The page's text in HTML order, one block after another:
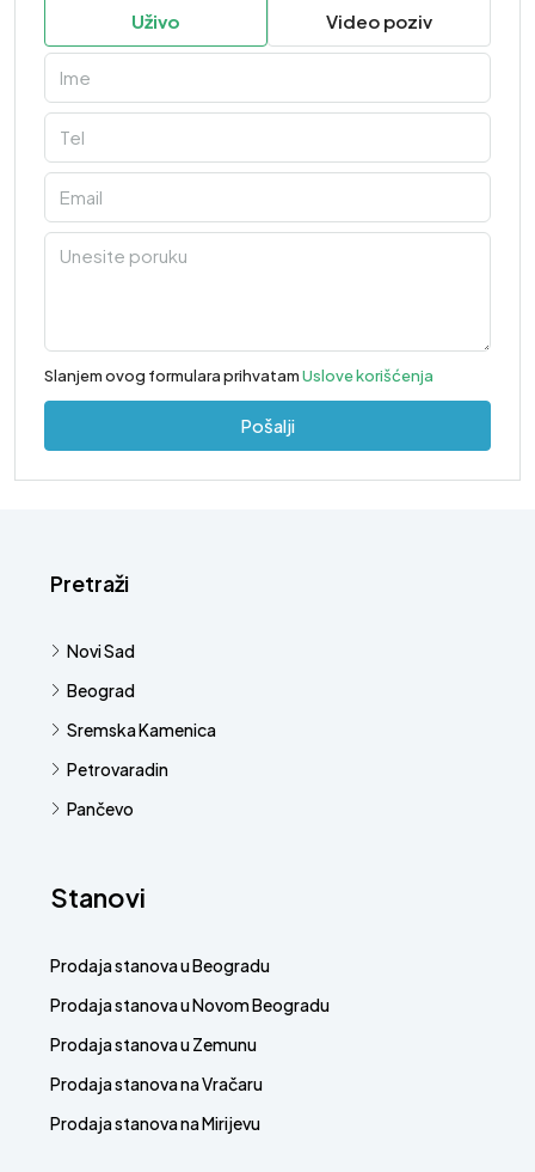
Uživo Video poziv
Slanjem ovog formulara prihvatamUslove korišćenja
Pošalji
Pretraži
Novi Sad
Beograd
Sremska Kamenica
Petrovaradin
Pančevo
Stanovi
Prodaja stanova u Beogradu
Prodaja stanova u Novom Beogradu
Prodaja stanova u Zemunu
Prodaja stanova na Vračaru
Prodaja stanova na Mirijevu